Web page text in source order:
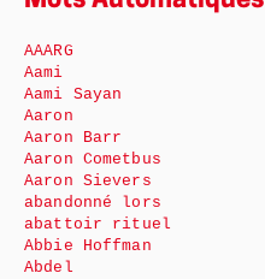
AAARG
Aami
Aami Sayan
Aaron
Aaron Barr
Aaron Cometbus
Aaron Sievers
abandonné lors
abattoir rituel
Abbie Hoffman
Abdel